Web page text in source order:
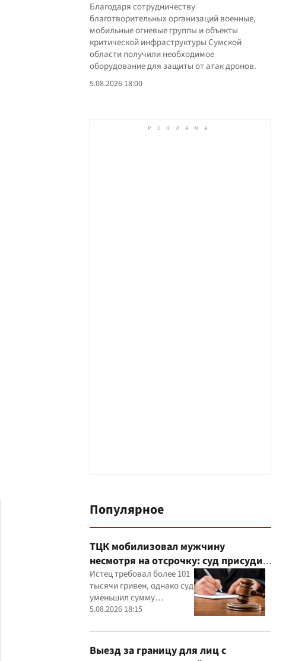
Благодаря сотрудничеству
благотворительных организаций военные,
мобильные огневые группы и объекты
критической инфраструктуры Сумской
области получили необходимое
оборудование для защиты от атак дронов.
5.08.2026 18:00
Популярное
ТЦК мобилизовал мужчину
несмотря на отсрочку: суд присудил
40 тысяч гривен компенсации
Истец требовал более 101
тысячи гривен, однако суд
уменьшил сумму
компенсации,
принципами разумности и
соразмерности
5.08.2026 18:15
Выезд за границу для лиц с